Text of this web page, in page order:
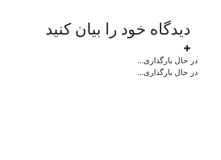
دیدگاه خود را بیان کنید
در حال بارگذاری...
در حال بارگذاری...